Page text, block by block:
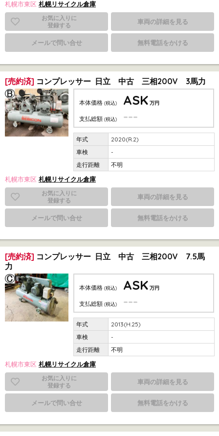
札幌市東区 札幌リサイクル倉庫
お気に入りに
登録する
車両の詳細を見る
メールで問い合せ 無料電話をかける
[売約済] コンプレッサー 日立 中古 三相200V 3馬力
本体価格 (税込) ASK 万円
支払総額 (税込) ---
2020(R.2)
-
不明
札幌市東区 札幌リサイクル倉庫
お気に入りに
登録する
車両の詳細を見る
メールで問い合せ 無料電話をかける
[売約済] コンプレッサー 日立 中古 三相200V 7.5馬
力
本体価格 (税込) ASK 万円
支払総額 (税込) ---
2013(H.25)
-
不明
札幌市東区 札幌リサイクル倉庫
お気に入りに
登録する
車両の詳細を見る
メールで問い合せ 無料電話をかける